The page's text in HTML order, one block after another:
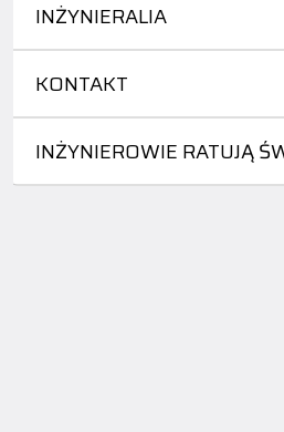
INŻYNIERALIA
KONTAKT
INŻYNIEROWIE RATUJĄ